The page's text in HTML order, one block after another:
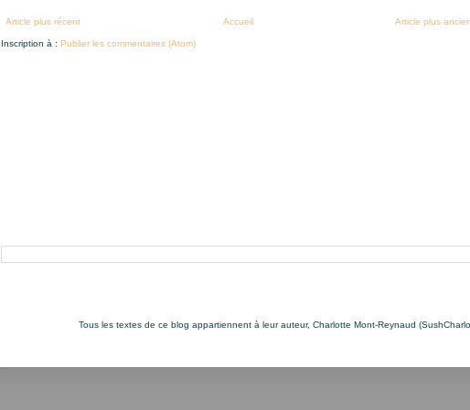
Article plus récent Article plus ancien
Accueil
Inscription à : Publier les commentaires (Atom)
Tous les textes de ce blog appartiennent à leur auteur, Charlotte Mont-Reynaud